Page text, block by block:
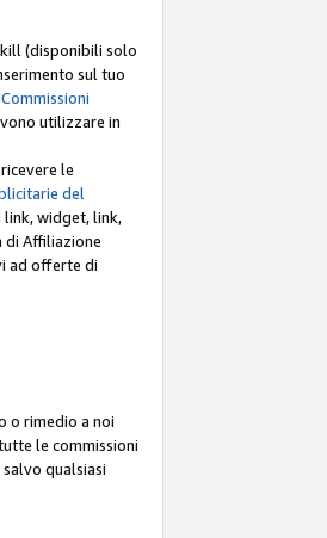
(disponibili solo
sul tuo
utilizzare in
le
del
widget, link,
di Affiliazione
ad offerte di
o rimedio a noi
le commissioni
qualsiasi